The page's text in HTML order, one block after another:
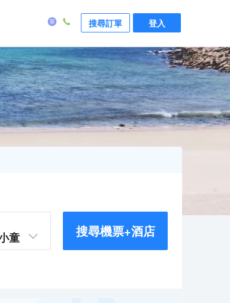
搜尋訂單 登入
童 搜尋機票+酒店